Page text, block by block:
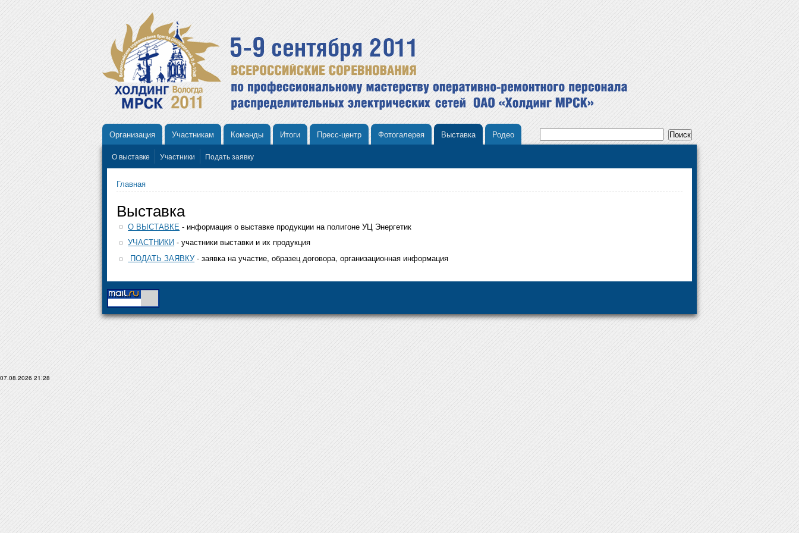
Организация Участникам Команды Итоги Пресс-центр Фотогалерея Выставка Родео
О выставке Участники Подать заявку
Главная
Выставка
О ВЫСТАВКЕ - информация о выставке продукции на полигоне УЦ Энергетик
УЧАСТНИКИ - участники выставки и их продукция
ПОДАТЬ ЗАЯВКУ- заявка на участие, образец договора, организационная информация
07.08.2026 21:28